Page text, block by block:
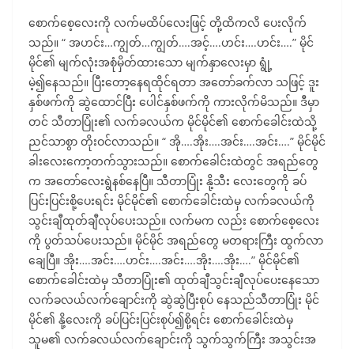
စောက်စေ့လေးကို လက်မထိပ်လေးဖြင့် တို့ထိကလိ ပေးလိုက်
သည်။ “ အဟင်း…ကျွတ်…ကျွတ်….အင့်….ဟင်း….ဟင်း….” မိုင်
မိုင်၏ မျက်လုံးအစုံမှိတ်ထားသော မျက်နှာလေးမှာ ရွုံ့
မဲ့၍နေသည်။ ပြီးတော့နေရထိုင်ရတာ အတော်ခက်လာ သဖြင့် ဒူး
နှစ်ဖက်ကို ဆွဲထောင်ပြီး ပေါင်နှစ်ဖက်ကို ကားလိုက်မိသည်။ ဒီမှာ
တင် သီတာပြုံး၏ လက်ခလယ်က မိုင်မိုင်၏ စောက်ခေါင်းထဲသို့
ညင်သာစွာ တိုးဝင်လာသည်။ “ အို….အိုး….အင်း….အင်း….” မိုင်မိုင်
ခါးလေးကော့တက်သွားသည်။ စောက်ခေါင်းထဲတွင် အရည်တွေ
က အတော်လေးရွဲနစ်နေပြီ။ သီတာပြုံး နို့သီး လေးတွေကို ခပ်
ပြင်းပြင်းစို့ပေးရင်း မိုင်မိုင်၏ စောက်ခေါင်းထဲမှ လက်ခလယ်ကို
သွင်းချီထုတ်ချီလုပ်ပေးသည်။ လက်မက လည်း စောက်စေ့လေး
ကို ပွတ်သပ်ပေးသည်။ မိုင်မိုင် အရည်တွေ မတရားကြီး ထွက်လာ
ချေပြီ။ အိုး….အင်း….ဟင်း….အင်း….အိုး….အိုး….” မိုင်မိုင်၏
စောက်ခေါင်းထဲမှ သီတာပြုံး၏ ထုတ်ချီသွင်းချီလုပ်ပေးနေသော
လက်ခလယ်လက်ချောင်းကို ဆွဲဆွဲပြီးစုပ် နေသည်သီတာပြုံး မိုင်
မိုင်၏ နို့လေးကို ခပ်ပြင်းပြင်းစုပ်၍စို့ရင်း စောက်ခေါင်းထဲမှ
သူမ၏ လက်ခလယ်လက်ချောင်းကို သွက်သွက်ကြီး အသွင်းအ